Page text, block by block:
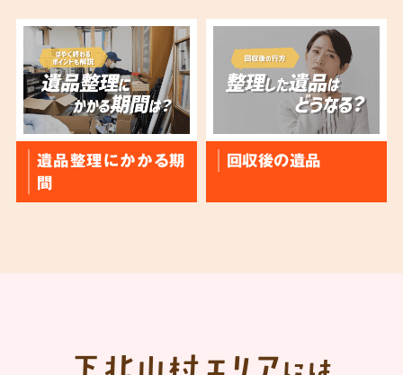
遺品整理にかかる期
間
回収後の遺品
下北山村 エリア には